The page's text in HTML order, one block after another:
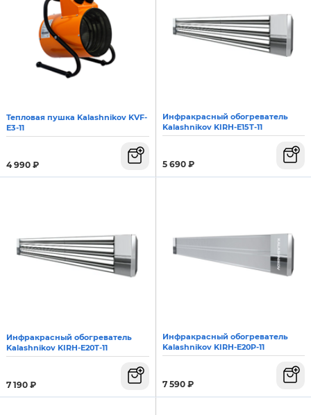
Тепловая пушка Kalashnikov KVF-
E3-11
4 990 ₽
Инфракрасный обогреватель
Kalashnikov KIRH-E15T-11
5 690 ₽
Инфракрасный обогреватель
Kalashnikov KIRH-E20T-11
7 190 ₽
Инфракрасный обогреватель
Kalashnikov KIRH-E20P-11
7 590 ₽